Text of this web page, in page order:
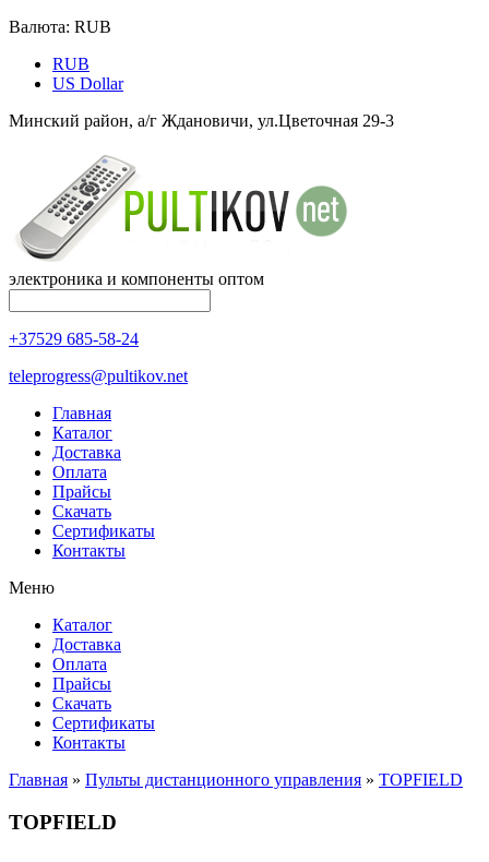
Валюта: RUB
RUB
US Dollar
Минский район, а/г Ждановичи, ул.Цветочная 29-3
электроника и компоненты оптом
+37529 685-58-24
teleprogress@pultikov.net
Главная
Каталог
Доставка
Оплата
Прайсы
Cкачать
Сертификаты
Контакты
Меню
Каталог
Доставка
Оплата
Прайсы
Cкачать
Сертификаты
Контакты
Главная » Пульты дистанционного управления » TOPFIELD
TOPFIELD